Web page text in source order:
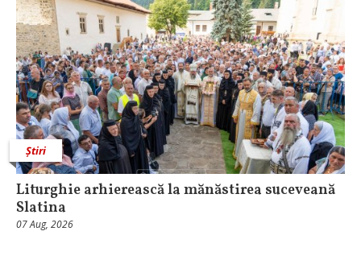
Știri
Liturghie arhierească la mănăstirea suceveană
Slatina
07 Aug, 2026